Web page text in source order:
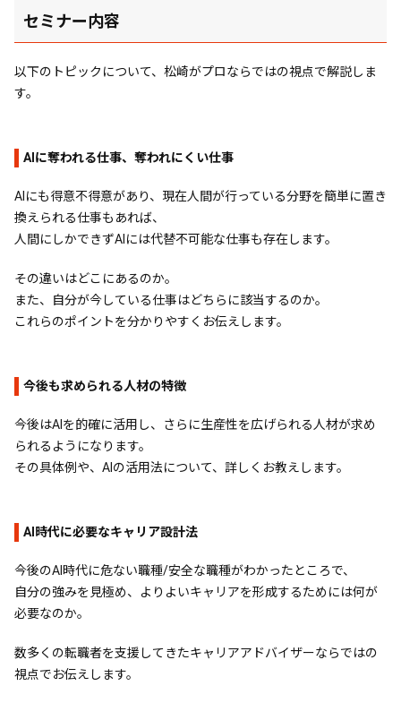
セミナー内容
以下のトピックについて、松崎がプロならではの視点で解説しま
す。
AIに奪われる仕事、奪われにくい仕事
AIにも得意不得意があり、現在人間が行っている分野を簡単に置き
換えられる仕事もあれば、
人間にしかできずAIには代替不可能な仕事も存在します。
その違いはどこにあるのか。
また、自分が今している仕事はどちらに該当するのか。
これらのポイントを分かりやすくお伝えします。
今後も求められる人材の特徴
今後はAIを的確に活用し、さらに生産性を広げられる人材が求め
られるようになります。
その具体例や、AIの活用法について、詳しくお教えします。
AI時代に必要なキャリア設計法
今後のAI時代に危ない職種/安全な職種がわかったところで、
自分の強みを見極め、よりよいキャリアを形成するためには何が
必要なのか。
数多くの転職者を支援してきたキャリアアドバイザーならではの
視点でお伝えします。